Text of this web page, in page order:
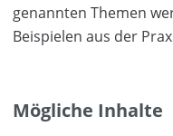
genannten Themen
Beispielen aus der
Mögliche Inhalte